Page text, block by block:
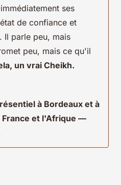
ses
de confiance et
Il parle peu, mais
peu, mais ce qu'il
un vrai Cheikh.
à Bordeaux et à
France et l'Afrique —